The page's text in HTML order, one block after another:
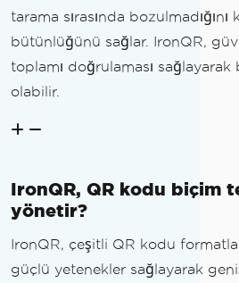
tarama sırasında
bütünlüğünü sağlar. IronQR,
toplamı doğrulaması sağlayarak
olabilir.
IronQR, QR kodu biçim
yönetir?
IronQR, çeşitli QR kodu
güçlü yetenekler sağlayarak